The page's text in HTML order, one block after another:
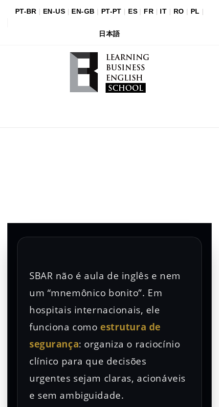
PT-BR | EN-US | EN-GB | PT-PT | ES | FR | IT | RO | PL |
日本語
SBAR não é aula de inglês e nem
um “mnemônico bonito”. Em
hospitais internacionais, ele
funciona como estrutura de
segurança: organiza o raciocínio
clínico para que decisões
urgentes sejam claras, acionáveis
e sem ambiguidade.